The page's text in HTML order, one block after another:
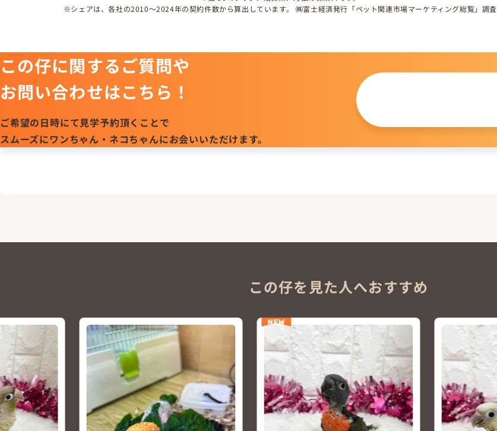
※シェアは、各社の2010～2024年の契約件数から算出しています。 ㈱富士経済発行「ペット関連市場マーケティング総覧」調査
この仔に関するご質問や
お問い合わせはこちら！
ご希望の日時にて見学予約頂くことで
スムーズにワンちゃん・ネコちゃんにお会いいただけます。
この仔を見た人へおすすめ